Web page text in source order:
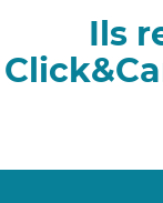
Ils